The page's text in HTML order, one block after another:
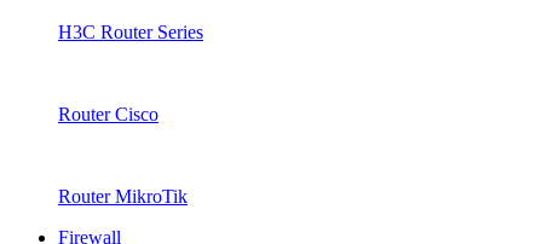
H3C Router Series
Router Cisco
Router MikroTik
Firewall